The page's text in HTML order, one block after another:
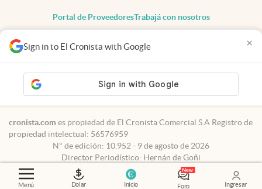
Menú Dolar Inicio Foro Ingresar
Sign in to El Cronista with Google ×
Portal de ProveedoresTrabajá con nosotros
Todos los derechos reservados
Privacidad
Consentimiento
Tel:+54 11 7078-3270
cronista.com es propiedad de El Cronista Comercial S.A Registro de
propiedad intelectual: 56576959
N° de edición: 10.952 - 9 de agosto de 2026
Director Periodístico: Hernán de Goñi